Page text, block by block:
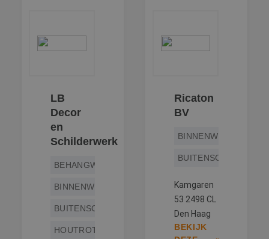
LB
Decor
en
Schilderwerk
BEHANGWERK
BINNENWERK
BUITENSCHILDERWERK
HOUTROTREPARATIE
Ricaton
BV
BINNENWERK
Kamgaren
53 2498 CL
Den Haag
BEKIJK